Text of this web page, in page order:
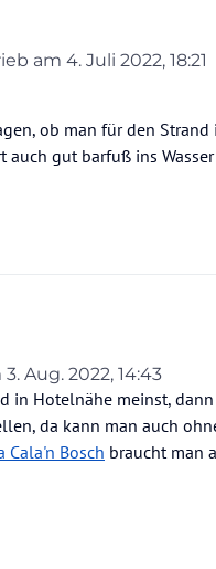
am 4. Juli 2022, 18:21
editiert von
ob man für den
auch gut barfuß ins
3. Aug. 2022, 14:43
von
in Hotelnähe meinst,
da kann man auch
Cala'n Bosch braucht man